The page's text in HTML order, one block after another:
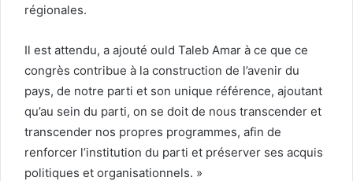
régionales.
Il est attendu, a ajouté ould Taleb Amar à ce que ce
congrès contribue à la construction de l’avenir du
pays, de notre parti et son unique référence, ajoutant
qu’au sein du parti, on se doit de nous transcender et
transcender nos propres programmes, afin de
renforcer l’institution du parti et préserver ses acquis
politiques et organisationnels. »